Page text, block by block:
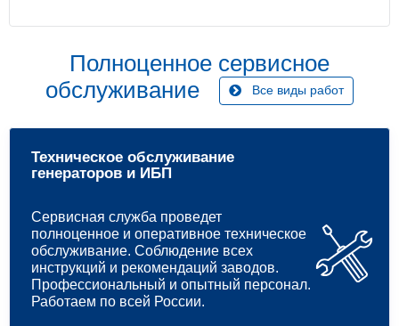
Полноценное сервисное
обслуживание
Все виды работ
Техническое обслуживание
генераторов и ИБП
Сервисная служба проведет
полноценное и оперативное техническое
обслуживание. Соблюдение всех
инструкций и рекомендаций заводов.
Профессиональный и опытный персонал.
Работаем по всей России.